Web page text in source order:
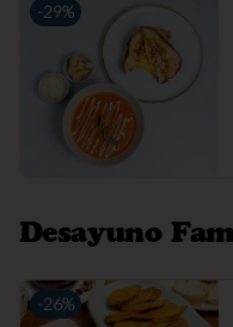
-29%
Desayuno
-26%